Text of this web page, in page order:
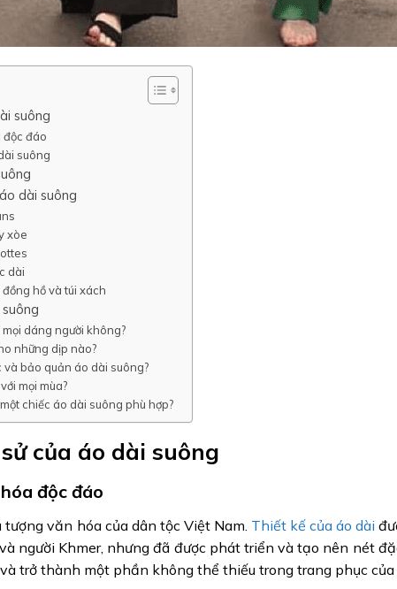
suông
độc đáo
suông
dài suông
xòe
dài
hồ và túi xách
dáng người không?
những dịp nào?
và bảo quản áo dài suông?
mọi mùa?
chiếc áo dài suông phù hợp?
của áo dài suông
độc đáo
văn hóa của dân tộc Việt Nam. Thiết kế của áo dài
người Khmer, nhưng đã được phát triển và tạo nên nét
trở thành một phần không thể thiếu trong trang phục của